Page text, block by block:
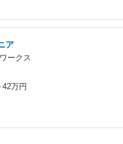
ア
ークス
42万円